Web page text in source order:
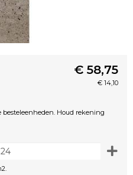
€ 58,75
€ 14,10
Houd rekening